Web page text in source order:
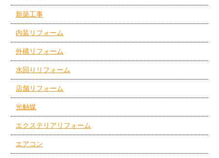
新築工事
内装リフォーム
外構リフォーム
水回りリフォーム
店舗リフォーム
光触媒
エクステリアリフォーム
エアコン